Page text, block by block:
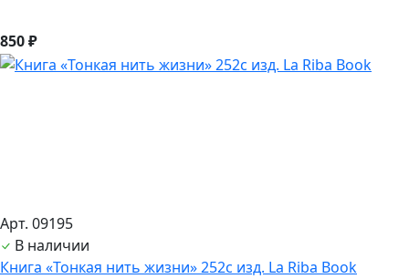
850 ₽
Арт. 09195
В наличии
Книга «Тонкая нить жизни» 252с изд. La Riba Book